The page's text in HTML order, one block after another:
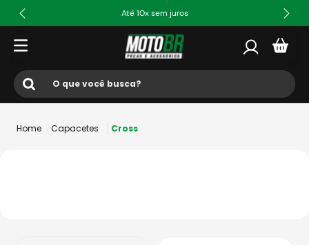
Até 10x sem juros
O que você busca?
Capacetes Cross